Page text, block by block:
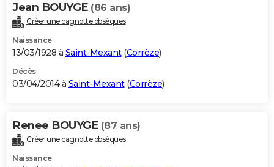
Jean BOUYGE (86 ans)
Créer une cagnotte obsèques
Naissance
13/03/1928 à Saint-Mexant(Corrèze)
Décès
03/04/2014 à Saint-Mexant(Corrèze)
Renee BOUYGE (87 ans)
Créer une cagnotte obsèques
Naissance